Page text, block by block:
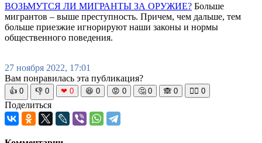
ВОЗЬМУТСЯ ЛИ МИГРАНТЫ ЗА ОРУЖИЕ? Больше
мигрантов – выше преступность. Причем, чем дальше, тем
больше приезжие игнорируют наши законы и нормы
общественного поведения.
27 ноября 2022, 17:01
Вам понравилась эта публикация?
👍 0 👎 0 ❤ 0 😆 0 😡 0 🤔 0 🙈 0 🧘‍♀️ 0
Поделиться